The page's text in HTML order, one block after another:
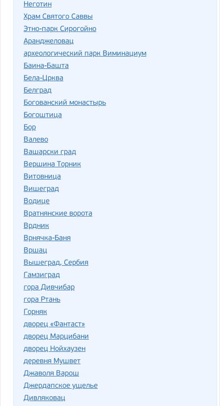
Неготин
Храм Святого Саввы
Этно-парк Сирогойно
Аранджеловац
археологический парк Виминациум
Баина-Башта
Бела-Црква
Белград
Богованский монастырь
Богоштица
Бор
Валево
Вашарски град
Вершина Торник
Витовница
Вишеград
Водице
Вратнянские ворота
Врдник
Врнячка-Баня
Вршац
Вышеград, Сербия
Гамзиград
гора Дивчибар
гора Ртань
Горняк
дворец «Фантаст»
дворец Марцибани
дворец Нойхаузен
деревня Мушвет
Джаволя Варош
Джердапское ущелье
Дивляковац